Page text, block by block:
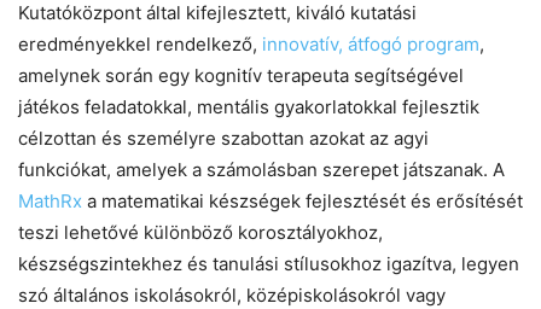
Kutatóközpont által kifejlesztett, kiváló kutatási
eredményekkel rendelkező, innovatív, átfogó program,
amelynek során egy kognitív terapeuta segítségével
játékos feladatokkal, mentális gyakorlatokkal fejlesztik
célzottan és személyre szabottan azokat az agyi
funkciókat, amelyek a számolásban szerepet játszanak. A
MathRx a matematikai készségek fejlesztését és erősítését
teszi lehetővé különböző korosztályokhoz,
készségszintekhez és tanulási stílusokhoz igazítva, legyen
szó általános iskolásokról, középiskolásokról vagy